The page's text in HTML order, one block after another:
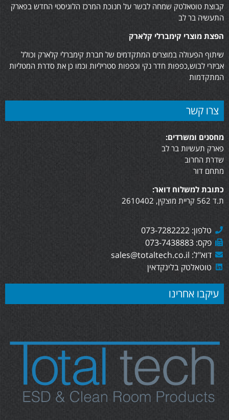
קבוצת טוטאלטק שמחה לבשר על חנוכת המרכז הלוגיסטי החדש בפארק
התעשיה בר לב
הפצת מוצרי קימברלי קלארק
שיתוף הפעולה במוצרים המתקדמים של חברת קימברלי קלארק וכולל
אביזרי לבוש,כפפות חדר נקי וכפפות סטריליות וכמו כן את סדרת המטליות
המתקדמות
צרו קשר
מחסנים ומשרדים:
פארק תעשיות בר לב
שדרת החרוב
מתחם דור
כתובת למשלוח דואר:
ת.ד 562 קריית מוצקין, 2610402
טלפון: 073-7282222
פקס: 073-7438883
דוא"ל: sales@totaltech.co.il
טוטאלטק בלינקדאין
עיקבו אחרינו